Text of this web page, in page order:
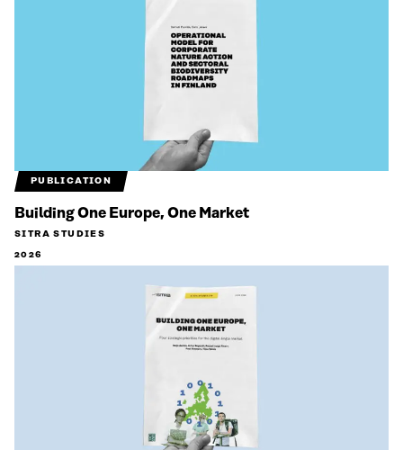
PUBLICATION
Building One Europe, One Market
SITRA STUDIES
2026